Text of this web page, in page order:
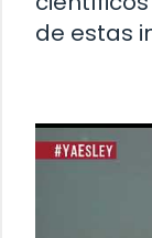
de estas